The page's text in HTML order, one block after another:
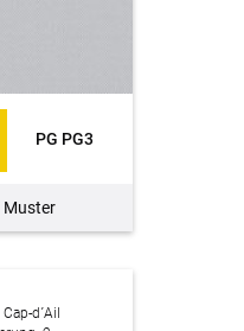
PG PG3
Muster
d´Ail